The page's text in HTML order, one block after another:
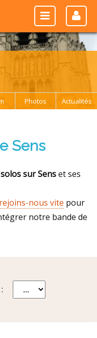
Photos Actualités
Sens
sur Senset ses
rejoins-nous vite pour
notre bande de